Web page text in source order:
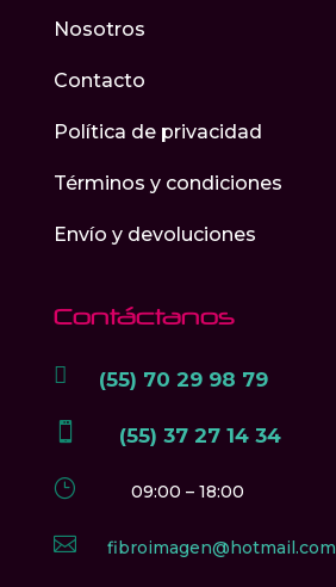
Nosotros
Contacto
Política de privacidad
Términos y condiciones
Envío y devoluciones
Contáctanos
 (55) 70 29 98 79
 (55) 37 27 14 34
} 09:00 – 18:00
 fibroimagen@hotmail.com